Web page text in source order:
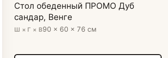
Стол обеденный ПРОМО Дуб
сандар, Венге
Ш × Г × В90 × 60 × 76 см